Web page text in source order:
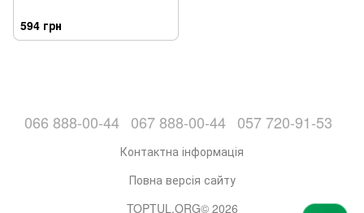
594 грн
066 888-00-44 067 888-00-44 057 720-91-53
Контактна інформація
Повна версія сайту
TOPTUL.ORG© 2026